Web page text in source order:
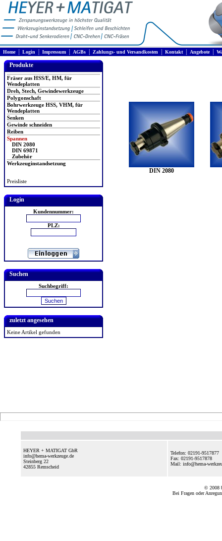
Home| Login Impressum AGBs Zahlungs- und Versandkosten Kontakt| Angebote|
Produkte
Fräser aus HSS/E, HM, für
Wendeplatten
Dreh, Stech, Gewindewerkzeuge
Polygonschaft
Bohrwerkzeuge HSS, VHM, für
Wendeplatten
Senken
Gewinde schneiden
Reiben
Spannen
DIN 2080
DIN 69871
Zubehör
Werkzeuginstandsetzung
Preisliste
Login
Kundennummer:
PLZ:
Suchen
Suchbegriff:
zuletzt angesehen
Keine Artikel gefunden
DIN 2080
HEYER + MATIGAT GbR
info@hema-werkzeuge.de
Steinberg 22
42855 Remscheid
Telefon: 02191-9517877
Fax: 02191-9517878
Mail: info@hema-
© 2008
Bei Fragen oder